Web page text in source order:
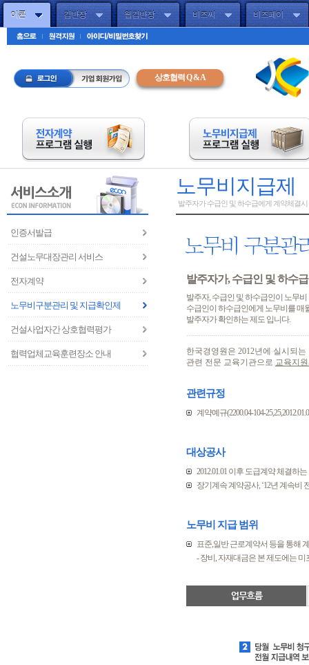
이콘 김반장 웹김반장 비즈씨
비즈페이
주메뉴바로가기(엔터)
하단FNB(엔터)
상호협력 Q & A
인증서발급
건설노무대장관리 서비스
전자계약
노무비구분관리 및 지급확인제
건설사업자간 상호협력평가
협력업체교육훈련장소 안내
노무비지급제
발주자가 수급인 및 하수급에게 계약체결
발주자가, 수급인 및 하수
발주자, 수급인 및 하수급인이 노무
수급인이 하수급인에게 노무비를 매
발주자가 확인하는 제도 입니다.
한국경영원은 2012년에 실시되
관련 전문 교육기관으로 교육지
관련규정
계약예규(2200.04-104-
대상공사
2012.01.01 이후 도급계약 체결하
장기계속 계약공사, ‘12년 계속비
노무비 지급 범위
표준,일반 근로계약서 등을 통해
- 장비, 자재대금은 본 제도에는 미